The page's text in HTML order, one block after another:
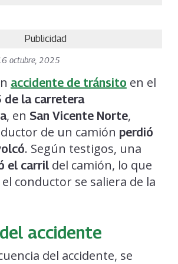
Publicidad
octubre, 2025
accidente de tránsito en el
la carretera
, en San Vicente Norte,
de un camión perdió
. Según testigos, una
el carrildel camión, lo que
conductor se saliera de la
accidente
del accidente, se